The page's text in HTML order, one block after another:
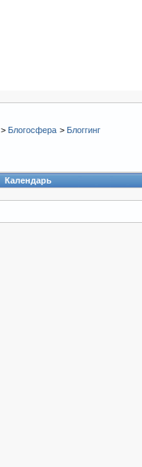
> Блогосфера > Блоггинг
Календарь